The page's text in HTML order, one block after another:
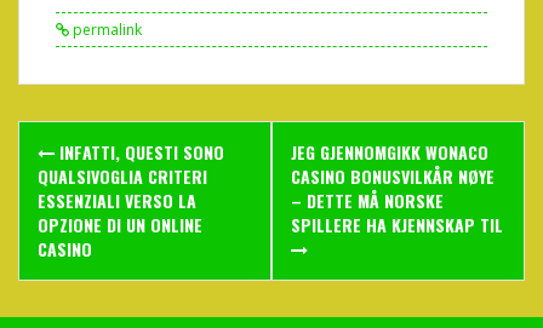
permalink
Post
navigation
INFATTI, QUESTI SONO
QUALSIVOGLIA CRITERI
ESSENZIALI VERSO LA
OPZIONE DI UN ONLINE
CASINO
JEG GJENNOMGIKK WONACO
CASINO BONUSVILKÅR NØYE
– DETTE MÅ NORSKE
SPILLERE HA KJENNSKAP TIL